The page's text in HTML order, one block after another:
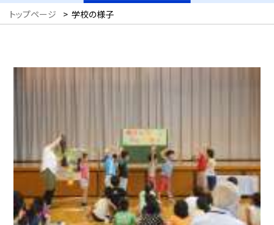
トップページ > 学校の様子